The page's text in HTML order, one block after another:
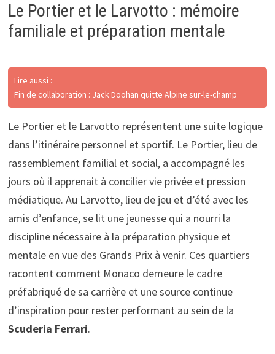
Le Portier et le Larvotto : mémoire
familiale et préparation mentale
Lire aussi :
Fin de collaboration : Jack Doohan quitte Alpine sur-le-champ
Le Portier et le Larvotto représentent une suite logique
dans l’itinéraire personnel et sportif. Le Portier, lieu de
rassemblement familial et social, a accompagné les
jours où il apprenait à concilier vie privée et pression
médiatique. Au Larvotto, lieu de jeu et d’été avec les
amis d’enfance, se lit une jeunesse qui a nourri la
discipline nécessaire à la préparation physique et
mentale en vue des Grands Prix à venir. Ces quartiers
racontent comment Monaco demeure le cadre
préfabriqué de sa carrière et une source continue
d’inspiration pour rester performant au sein de la
Scuderia Ferrari.